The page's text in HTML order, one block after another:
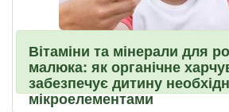
Вітаміни та мінерали для
малюка: як органічне
забезпечує дитину
мікроелементами